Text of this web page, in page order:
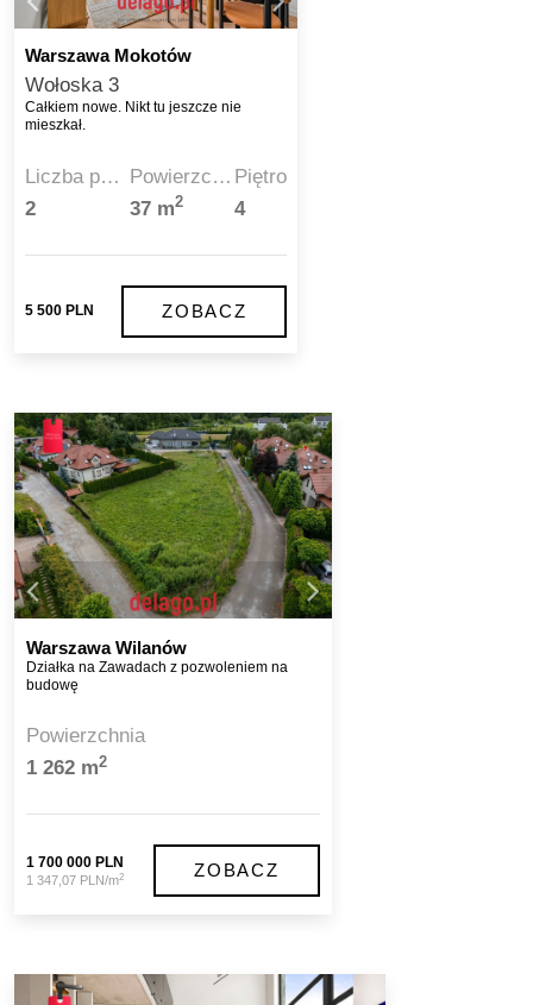
Warszawa Mokotów
Wołoska 3
Całkiem nowe. Nikt tu jeszcze nie
mieszkał.
Liczba pokoi
2
Powierzchnia
37 m2
Piętro
4
5 500 PLN ZOBACZ
Warszawa Wilanów
Działka na Zawadach z pozwoleniem na
budowę
Powierzchnia
1 262 m2
1 700 000 PLN
1 347,07 PLN/m2 ZOBACZ